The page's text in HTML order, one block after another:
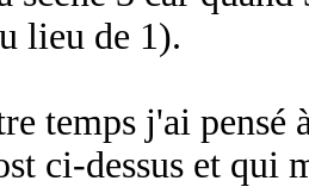
lieu de 1).
temps j'ai
ci-dessus et qui